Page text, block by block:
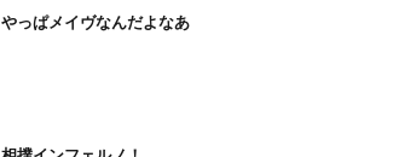
やっぱメイヴなんだよなあ